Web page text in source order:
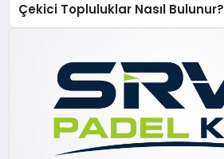
Çekici Topluluklar Nasıl Bulunur?